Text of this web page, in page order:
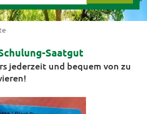
Saatgut
jederzeit und bequem von zu